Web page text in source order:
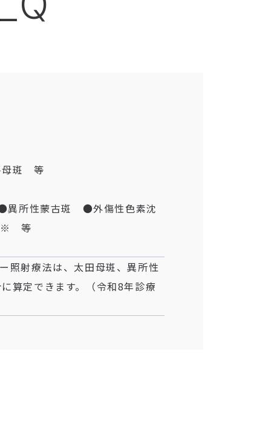
斑 等
所性蒙古斑 ●外傷性色素沈
※ 等
照射療法は、太田母斑、異所性
算定できます。（令和8年診療